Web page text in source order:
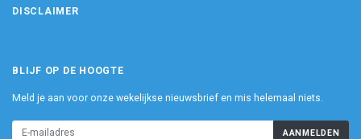
DISCLAIMER
BLIJF OP DE HOOGTE
Meld je aan voor onze wekelijkse nieuwsbrief en mis helemaal niets.
AANMELDEN